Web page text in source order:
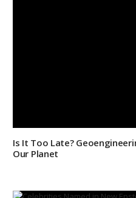
Is It Too Late?
Our Planet